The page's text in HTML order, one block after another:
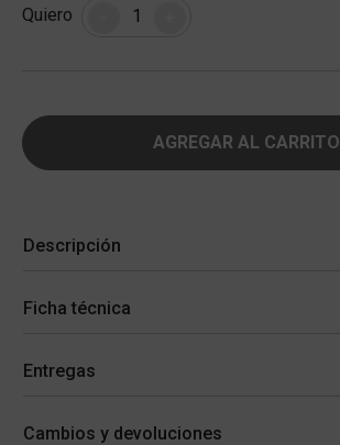
Quiero Cantidad
AGREGAR AL CARRITO
Descripción
Ficha técnica
Entregas
Cambios y devoluciones